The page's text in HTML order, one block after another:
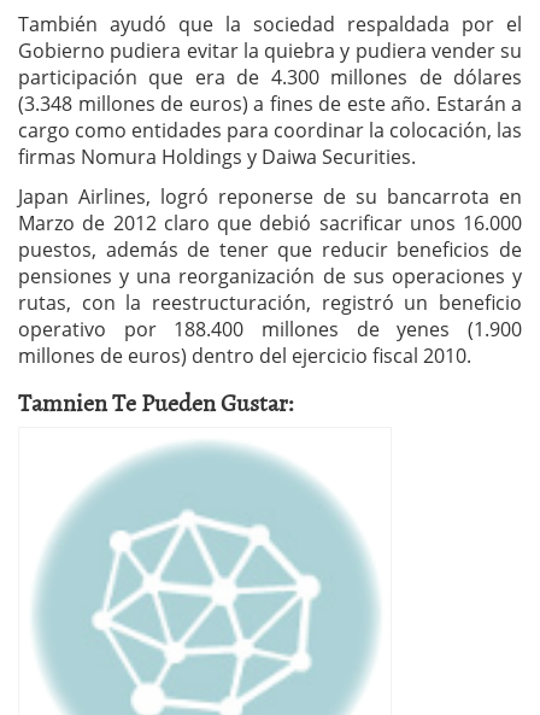
También ayudó que la sociedad respaldada por el
Gobierno pudiera evitar la quiebra y pudiera vender su
participación que era de 4.300 millones de dólares
(3.348 millones de euros) a fines de este año. Estarán a
cargo como entidades para coordinar la colocación, las
firmas Nomura Holdings y Daiwa Securities.
Japan Airlines, logró reponerse de su bancarrota en
Marzo de 2012 claro que debió sacrificar unos 16.000
puestos, además de tener que reducir beneficios de
pensiones y una reorganización de sus operaciones y
rutas, con la reestructuración, registró un beneficio
operativo por 188.400 millones de yenes (1.900
millones de euros) dentro del ejercicio fiscal 2010.
Tamnien Te Pueden Gustar: